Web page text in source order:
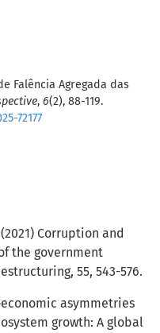
Falência Agregada das
, 6(2), 88-119.
72177
Corruption and
the government
55, 543-576.
asymmetries
growth: A global